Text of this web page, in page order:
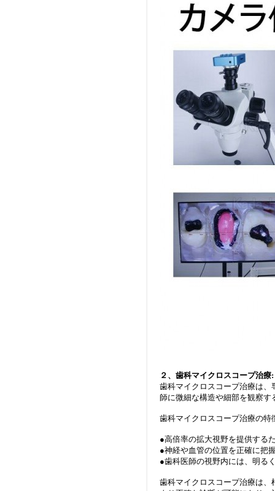
２、歯科マイクロスコープ治療:
歯科マイクロスコープ治療は
師に微細な構造や細部を観察す
歯科マイクロスコープ治療の特
●高倍率の拡大視野を提供する
●神経や血管の位置を正確に把
●歯科医師の視野内には、明る
歯科マイクロスコープ治療は